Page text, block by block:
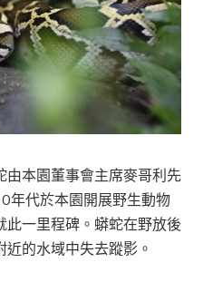
本園董事會主席麥哥利先
年代於本園開展野生動物
一里程碑。蟒蛇在野放後
的水域中失去蹤影。